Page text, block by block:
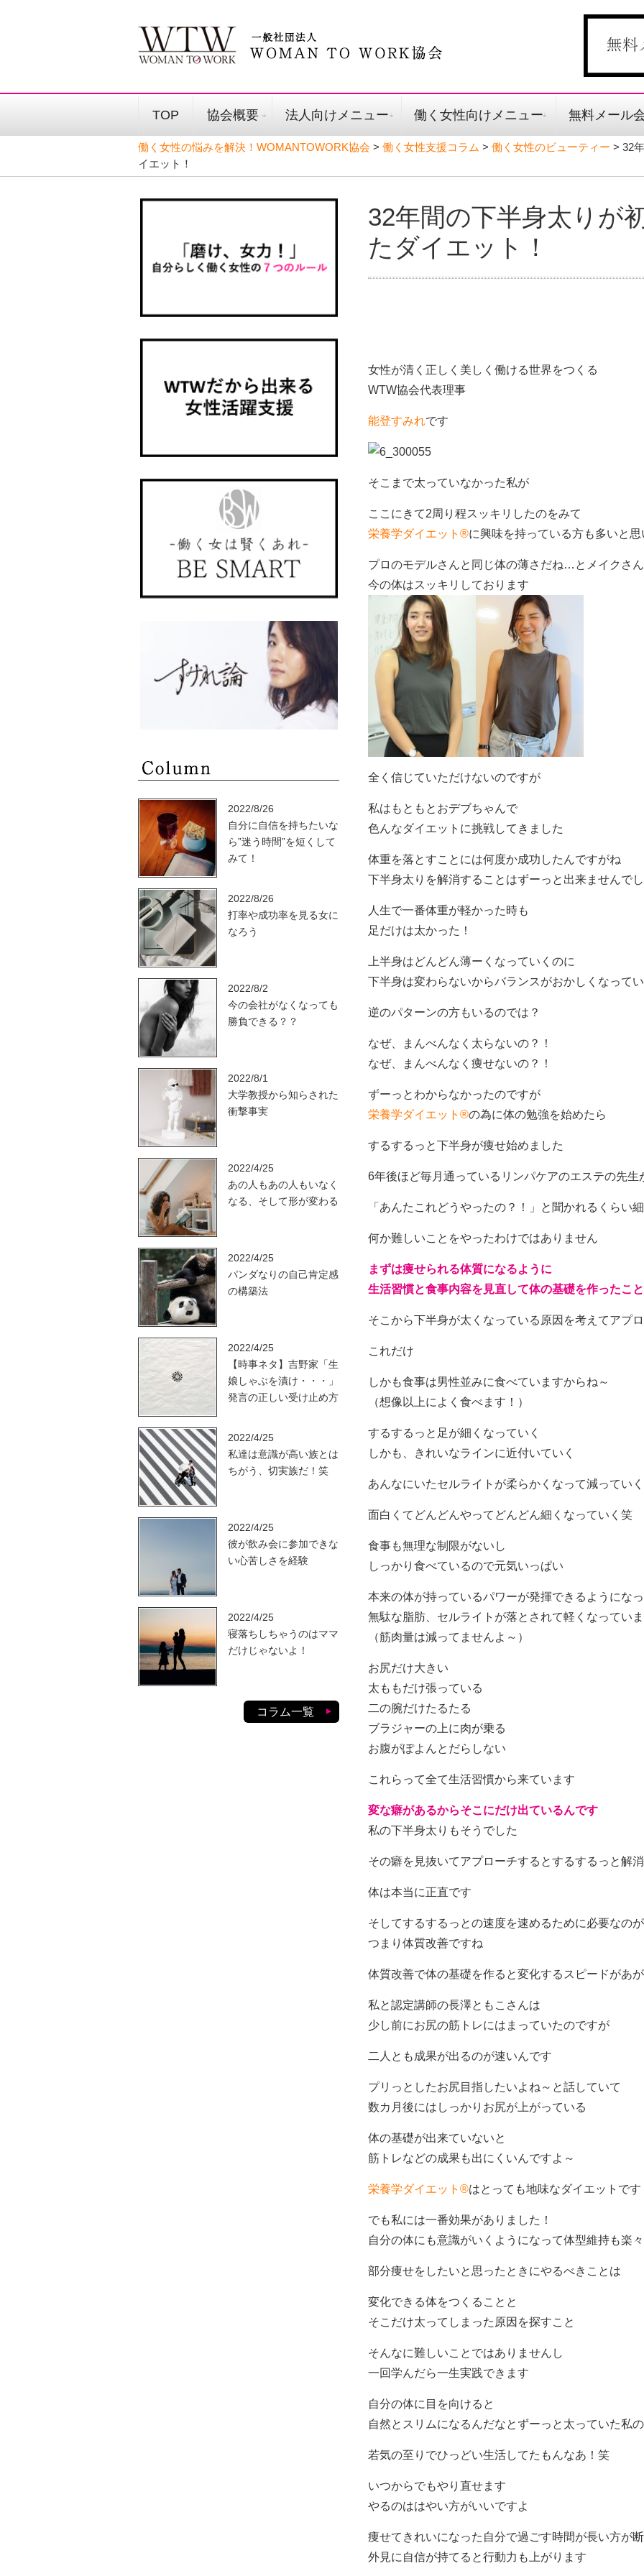
TOP 協会概要 法人向けメニュー 働く女性向けメニュー 無料メール
働く女性の悩みを解決！WOMANTOWORK協会 > 働く女性支援コラム > 働く女性のビューティー > 32
イエット！
32年間の下半身太りが
たダイエット！
女性が清く正しく美しく働ける世界をつくる
WTW協会代表理事
能登すみれです
そこまで太っていなかった私が
ここにきて2周り程スッキリしたのをみて
栄養学ダイエット®に興味を持っている方も多いと思
プロのモデルさんと同じ体の薄さだね…とメイクさ
今の体はスッキリしております
全く信じていただけないのですが
私はもともとおデブちゃんで
色んなダイエットに挑戦してきました
体重を落とすことには何度か成功したんですがね
下半身太りを解消することはずーっと出来ませんで
人生で一番体重が軽かった時も
足だけは太かった！
上半身はどんどん薄ーくなっていくのに
下半身は変わらないからバランスがおかしくなって
逆のパターンの方もいるのでは？
なぜ、まんべんなく太らないの？！
なぜ、まんべんなく痩せないの？！
ずーっとわからなかったのですが
栄養学ダイエット®の為に体の勉強を始めたら
するするっと下半身が痩せ始めました
6年後ほど毎月通っているリンパケアのエステの先生
「あんたこれどうやったの？！」と聞かれるくらい
何か難しいことをやったわけではありません
まずは痩せられる体質になるように
生活習慣と食事内容を見直して体の基礎を作ったこと
そこから下半身が太くなっている原因を考えてアプ
これだけ
しかも食事は男性並みに食べていますからね～
（想像以上によく食べます！）
するするっと足が細くなっていく
しかも、きれいなラインに近付いていく
あんなにいたセルライトが柔らかくなって減っていく
面白くてどんどんやってどんどん細くなっていく笑
食事も無理な制限がないし
しっかり食べているので元気いっぱい
本来の体が持っているパワーが発揮できるようにな
無駄な脂肪、セルライトが落とされて軽くなってい
（筋肉量は減ってませんよ～）
お尻だけ大きい
太ももだけ張っている
二の腕だけたるたる
ブラジャーの上に肉が乗る
お腹がぽよんとだらしない
これらって全て生活習慣から来ています
変な癖があるからそこにだけ出ているんです
私の下半身太りもそうでした
その癖を見抜いてアプローチするとするするっと解
体は本当に正直です
そしてするするっとの速度を速めるために必要なの
つまり体質改善ですね
体質改善で体の基礎を作ると変化するスピードがあ
私と認定講師の長澤ともこさんは
少し前にお尻の筋トレにはまっていたのですが
二人とも成果が出るのが速いんです
プリっとしたお尻目指したいよね～と話していて
数カ月後にはしっかりお尻が上がっている
体の基礎が出来ていないと
筋トレなどの成果も出にくいんですよ～
栄養学ダイエット®はとっても地味なダイエットです
でも私には一番効果がありました！
自分の体にも意識がいくようになって体型維持も楽
部分痩せをしたいと思ったときにやるべきことは
変化できる体をつくることと
そこだけ太ってしまった原因を探すこと
そんなに難しいことではありませんし
一回学んだら一生実践できます
自分の体に目を向けると
自然とスリムになるんだなとずーっと太っていた私
若気の至りでひっどい生活してたもんなあ！笑
いつからでもやり直せます
やるのははやい方がいいですよ
痩せてきれいになった自分で過ごす時間が長い方が
外見に自信が持てると行動力も上がります
2022/8/26
自分に自信を持ちたいな
ら”迷う時間”を短くして
みて！
2022/8/26
打率や成功率を見る女に
なろう
2022/8/2
今の会社がなくなっても
勝負できる？？
2022/8/1
大学教授から知らされた
衝撃事実
2022/4/25
あの人もあの人もいなく
なる、そして形が変わる
2022/4/25
パンダなりの自己肯定感
の構築法
2022/4/25
【時事ネタ】吉野家「生
娘しゃぶを漬け・・・」
発言の正しい受け止め方
2022/4/25
私達は意識が高い族とは
ちがう、切実族だ！笑
2022/4/25
彼が飲み会に参加できな
い心苦しさを経験
2022/4/25
寝落ちしちゃうのはママ
だけじゃないよ！
コラム一覧